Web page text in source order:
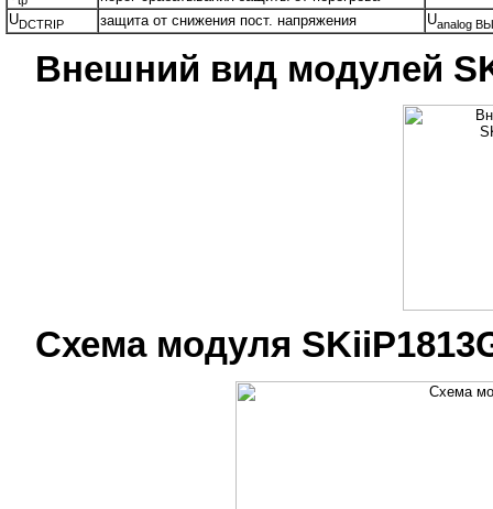
UDCTRIP защита от снижения пост. напряжения Uanalog
Внешний вид модулей
Схема модуля